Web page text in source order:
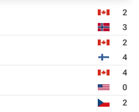
2
3
2
4
4
0
2